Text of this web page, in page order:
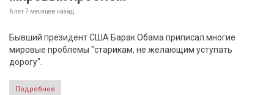
6 лет 7 месяцев назад
Бывший президент США Барак Обама приписал многие
мировые проблемы "старикам, не желающим уступать
дорогу".
Подробнее